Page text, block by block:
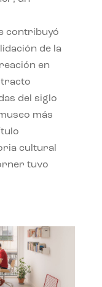
contribuyó
de la
en
del siglo
más
cultural
tuvo